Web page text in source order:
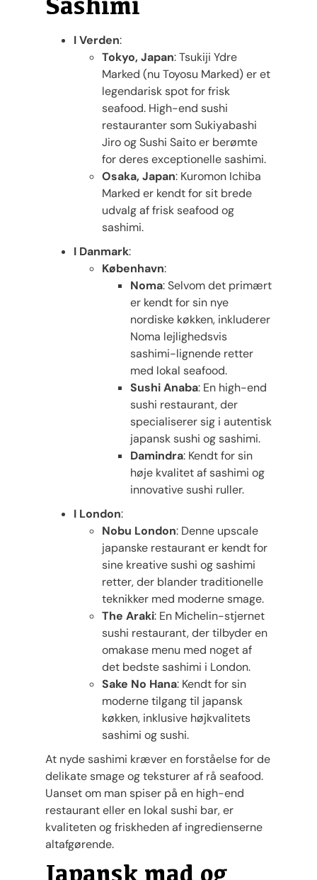
I Verden:
Tokyo, Japan: Tsukiji Ydre
Marked (nu Toyosu Marked) er et
legendarisk spot for frisk
seafood. High-end sushi
restauranter som Sukiyabashi
Jiro og Sushi Saito er berømte
for deres exceptionelle sashimi.
Osaka, Japan: Kuromon Ichiba
Marked er kendt for sit brede
udvalg af frisk seafood og
sashimi.
I Danmark:
København:
Noma: Selvom det primært
er kendt for sin nye
nordiske køkken, inkluderer
Noma lejlighedsvis
sashimi-lignende retter
med lokal seafood.
Sushi Anaba: En high-end
sushi restaurant, der
specialiserer sig i autentisk
japansk sushi og sashimi.
Damindra: Kendt for sin
høje kvalitet af sashimi og
innovative sushi ruller.
I London:
Nobu London: Denne upscale
japanske restaurant er kendt for
sine kreative sushi og sashimi
retter, der blander traditionelle
teknikker med moderne smage.
The Araki: En Michelin-stjernet
sushi restaurant, der tilbyder en
omakase menu med noget af
det bedste sashimi i London.
Sake No Hana: Kendt for sin
moderne tilgang til japansk
køkken, inklusive højkvalitets
sashimi og sushi.
At nyde sashimi kræver en forståelse for de
delikate smage og teksturer af rå seafood.
Uanset om man spiser på en high-end
restaurant eller en lokal sushi bar, er
kvaliteten og friskheden af ingredienserne
altafgørende.
Japansk mad og